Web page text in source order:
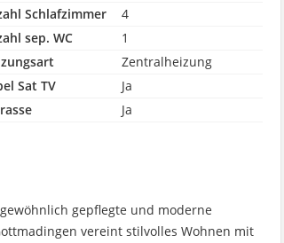
Schlafzimmer
4
sep. WC
1
Zentralheizung
Sat TV
Ja
Ja
gepflegte und moderne
vereint stilvolles Wohnen mit